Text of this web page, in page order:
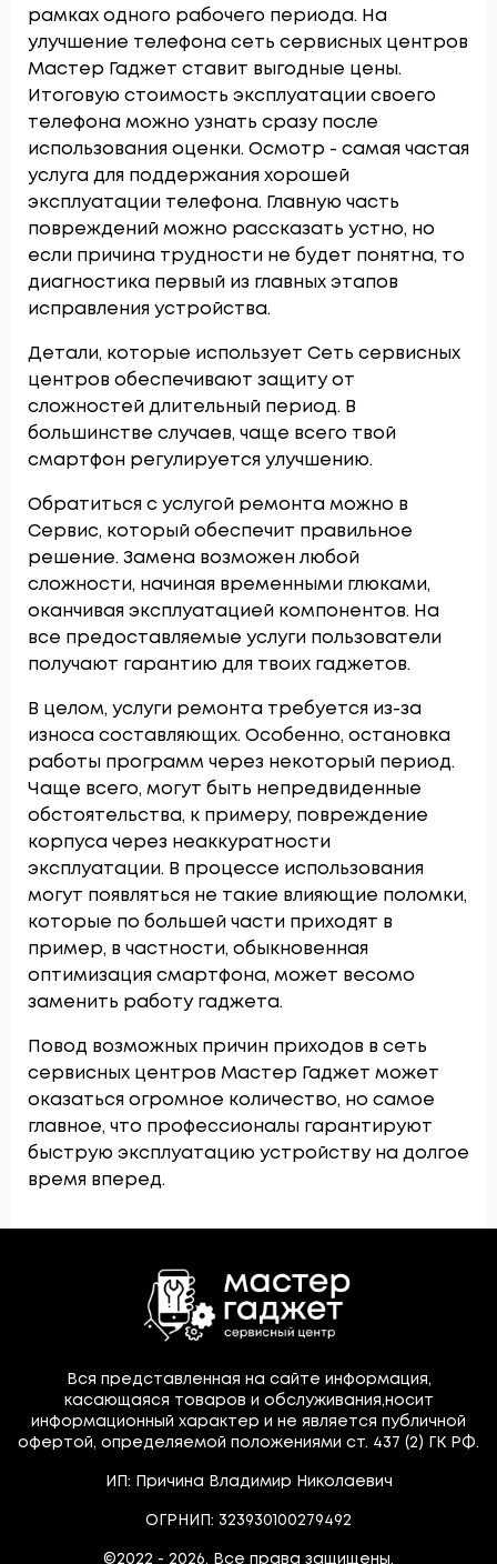
рамках одного рабочего периода. На
улучшение телефона сеть сервисных центров
Мастер Гаджет ставит выгодные цены.
Итоговую стоимость эксплуатации своего
телефона можно узнать сразу после
использования оценки. Осмотр - самая частая
услуга для поддержания хорошей
эксплуатации телефона. Главную часть
повреждений можно рассказать устно, но
если причина трудности не будет понятна, то
диагностика первый из главных этапов
исправления устройства.
Детали, которые использует Сеть сервисных
центров обеспечивают защиту от
сложностей длительный период. В
большинстве случаев, чаще всего твой
смартфон регулируется улучшению.
Обратиться с услугой ремонта можно в
Сервис, который обеспечит правильное
решение. Замена возможен любой
сложности, начиная временными глюками,
оканчивая эксплуатацией компонентов. На
все предоставляемые услуги пользователи
получают гарантию для твоих гаджетов.
В целом, услуги ремонта требуется из-за
износа составляющих. Особенно, остановка
работы программ через некоторый период.
Чаще всего, могут быть непредвиденные
обстоятельства, к примеру, повреждение
корпуса через неаккуратности
эксплуатации. В процессе использования
могут появляться не такие влияющие поломки,
которые по большей части приходят в
пример, в частности, обыкновенная
оптимизация смартфона, может весомо
заменить работу гаджета.
Повод возможных причин приходов в сеть
сервисных центров Мастер Гаджет может
оказаться огромное количество, но самое
главное, что профессионалы гарантируют
быструю эксплуатацию устройству на долгое
время вперед.
Вся представленная на сайте информация,
касающаяся товаров и обслуживания,носит
информационный характер и не является публичной
офертой, определяемой положениями ст. 437 (2) ГК РФ.
ИП: Причина Владимир Николаевич
ОГРНИП: 323930100279492
©2022 - 2026. Все права защищены.